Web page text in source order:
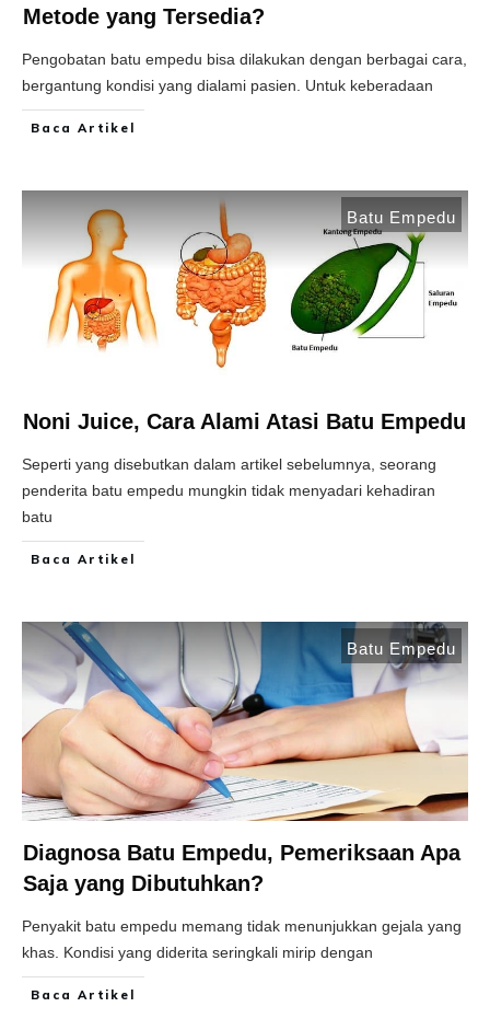
Metode yang Tersedia?
Pengobatan batu empedu bisa dilakukan dengan berbagai cara,
bergantung kondisi yang dialami pasien. Untuk keberadaan
Baca Artikel
Batu Empedu
Noni Juice, Cara Alami Atasi Batu Empedu
Seperti yang disebutkan dalam artikel sebelumnya, seorang
penderita batu empedu mungkin tidak menyadari kehadiran
batu
Baca Artikel
Batu Empedu
Diagnosa Batu Empedu, Pemeriksaan Apa
Saja yang Dibutuhkan?
Penyakit batu empedu memang tidak menunjukkan gejala yang
khas. Kondisi yang diderita seringkali mirip dengan
Baca Artikel